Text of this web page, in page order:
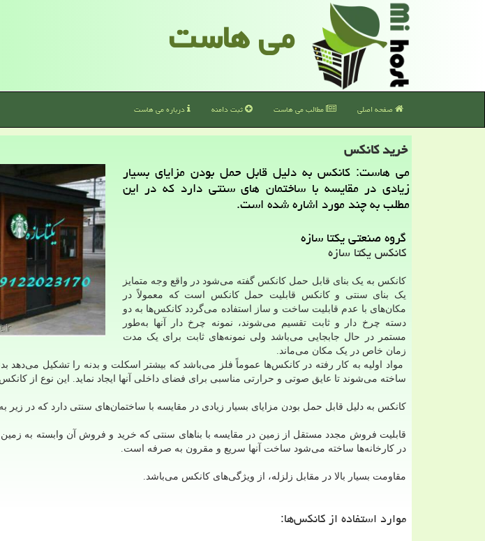
می هاست
صفحه اصلی مطالب می هاست ثبت دامنه درباره می هاست
خرید كانكس
می هاست: كانكس به دلیل قابل حمل بودن مزایای بسیار
زیادی در مقایسه با ساختمان های سنتی دارد كه در این
مطلب به چند مورد اشاره شده است.
گروه صنعتی یکتا سازه
کانکس یکتا سازه
کانکس به یک بنای قابل حمل کانکس گفته می‌شود در واقع وجه متمایز
یک بنای سنتی و کانکس قابلیت حمل کانکس است که معمولاً در
مکان‌های با عدم قابلیت ساخت و ساز استفاده می‌گردد کانکس‌ها به دو
دسته چرخ دار و ثابت تقسیم می‌شوند، نمونه چرخ دار آنها به‌طور
مستمر در حال جابجایی می‌باشد ولی نمونه‌های ثابت برای یک مدت
زمان خاص در یک مکان می‌ماند.
مواد اولیه به کار رفته در کانکس‌ها عموماً فلز می‌باشد که بیشتر اسکلت و بدنه را تشکیل می‌دهد
ساخته می‌شوند تا عایق صوتی و حرارتی مناسبی برای فضای داخلی آنها ایجاد نماید. این نوع از
کانکس به دلیل قابل حمل بودن مزایای بسیار زیادی در مقایسه با ساختمان‌های سنتی دارد که در
قابلیت فروش مجدد مستقل از زمین در مقایسه با بناهای سنتی که خرید و فروش آن وابسته به
در کارخانه‌ها ساخته می‌شود ساخت آنها سریع و مقرون به صرفه است.
مقاومت بسیار بالا در مقابل زلزله، از ویژگی‌های کانکس می‌باشد.
موارد استفاده از کانکس‌ها: